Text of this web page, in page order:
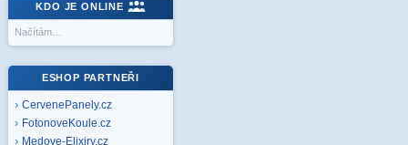
KDO JE ONLINE
Načítám…
ESHOP PARTNEŘI
CervenePanely.cz
FotonoveKoule.cz
Medove-Elixiry.cz